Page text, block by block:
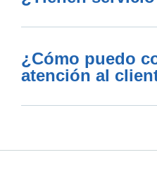
¿Cómo puedo
atención al